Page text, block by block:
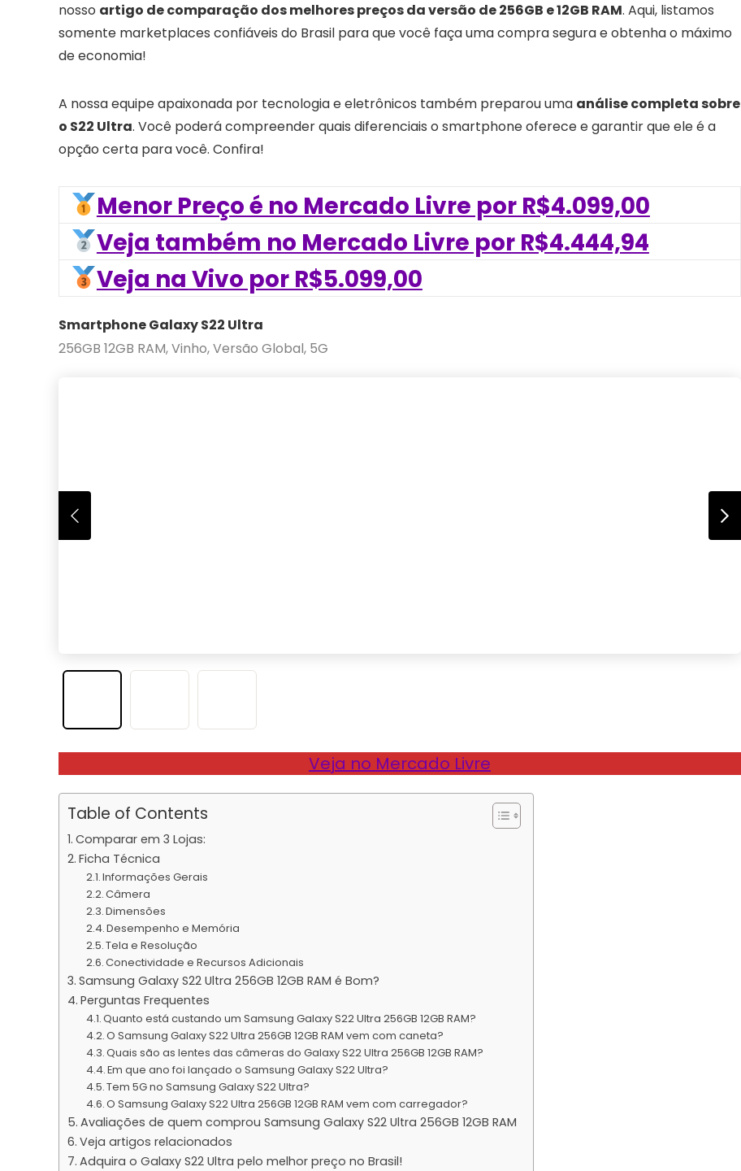
nosso artigo de comparação dos melhores preços da versão de 256GB e 12GB RAM. Aqui, listamos
somente marketplaces confiáveis do Brasil para que você faça uma compra segura e obtenha o máximo
de economia!
A nossa equipe apaixonada por tecnologia e eletrônicos também preparou uma análise completa sobre
o S22 Ultra. Você poderá compreender quais diferenciais o smartphone oferece e garantir que ele é a
opção certa para você. Confira!
Menor Preço é no Mercado Livre por R$4.099,00
Veja também no Mercado Livre por R$4.444,94
Veja na Vivo por R$5.099,00
Smartphone Galaxy S22 Ultra
256GB 12GB RAM, Vinho, Versão Global, 5G
Veja no Mercado Livre
Table of Contents
Comparar em 3 Lojas:
Ficha Técnica
Informações Gerais
Câmera
Dimensões
Desempenho e Memória
Tela e Resolução
Conectividade e Recursos Adicionais
Samsung Galaxy S22 Ultra 256GB 12GB RAM é Bom?
Perguntas Frequentes
Quanto está custando um Samsung Galaxy S22 Ultra 256GB 12GB RAM?
O Samsung Galaxy S22 Ultra 256GB 12GB RAM vem com caneta?
Quais são as lentes das câmeras do Galaxy S22 Ultra 256GB 12GB RAM?
Em que ano foi lançado o Samsung Galaxy S22 Ultra?
Tem 5G no Samsung Galaxy S22 Ultra?
O Samsung Galaxy S22 Ultra 256GB 12GB RAM vem com carregador?
Avaliações de quem comprou Samsung Galaxy S22 Ultra 256GB 12GB RAM
Veja artigos relacionados
Adquira o Galaxy S22 Ultra pelo melhor preço no Brasil!